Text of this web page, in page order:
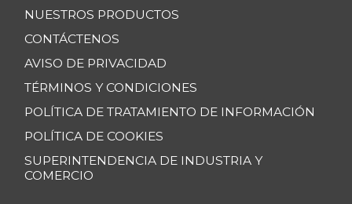
NUESTROS PRODUCTOS
CONTÁCTENOS
AVISO DE PRIVACIDAD
TÉRMINOS Y CONDICIONES
POLÍTICA DE TRATAMIENTO DE INFORMACIÓN
POLÍTICA DE COOKIES
SUPERINTENDENCIA DE INDUSTRIA Y
COMERCIO